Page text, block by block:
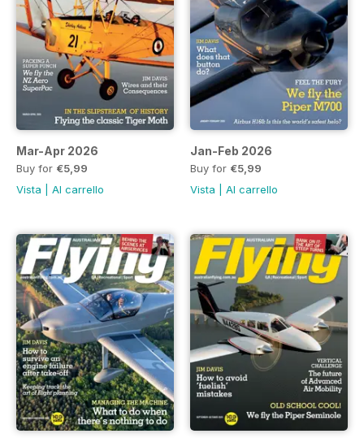
Mar-Apr 2026
Buy for €5,99
Vista
Al carrello
Jan-Feb 2026
Buy for €5,99
Vista
Al carrello